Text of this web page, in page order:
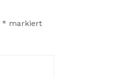
* markiert